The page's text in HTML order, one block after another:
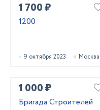
1 700 ₽
1200
9 октября 2023 Москва
1 000 ₽
Бригада Строителей